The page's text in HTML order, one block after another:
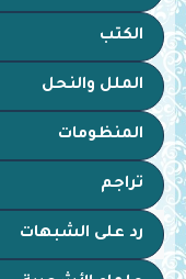
الكتب
الملل والنحل
المنظومات
تراجم
رد على الشبهات